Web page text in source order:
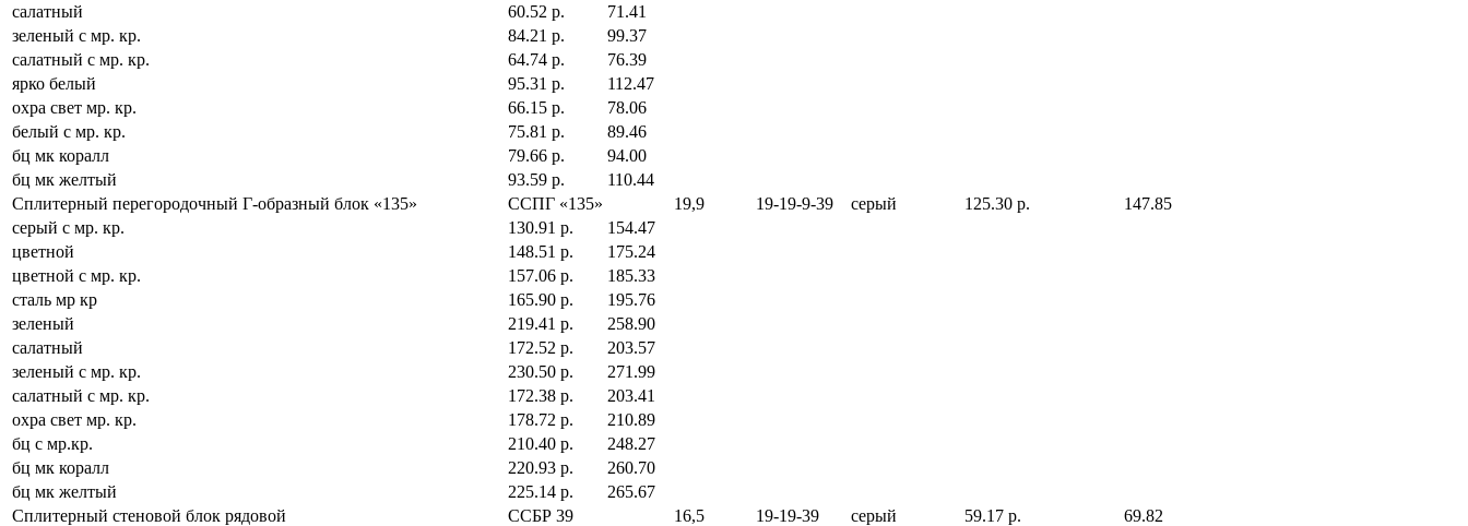
салатный
60.52 р.
71.41
зеленый с мр. кр.
84.21 р.
99.37
салатный с мр. кр.
64.74 р.
76.39
ярко белый
95.31 р.
112.47
охра свет мр. кр.
66.15 р.
78.06
белый с мр. кр.
75.81 р.
89.46
бц мк коралл
79.66 р.
94.00
бц мк желтый
93.59 р.
110.44
Сплитерный перегородочный Г-образный блок «135»
ССПГ «135» 19,9 19-19-9-39 серый 125.30 р.
147.85
серый с мр. кр.
130.91 р.
154.47
цветной
148.51 р.
175.24
цветной с мр. кр.
157.06 р.
185.33
сталь мр кр
165.90 р.
195.76
зеленый
219.41 р.
258.90
салатный
172.52 р.
203.57
зеленый с мр. кр.
230.50 р.
271.99
салатный с мр. кр.
172.38 р.
203.41
охра свет мр. кр.
178.72 р.
210.89
бц с мр.кр.
210.40 р.
248.27
бц мк коралл
220.93 р.
260.70
бц мк желтый
225.14 р.
265.67
Сплитерный стеновой блок рядовой
CCБР 39 16,5 19-19-39 серый 59.17 р.
69.82